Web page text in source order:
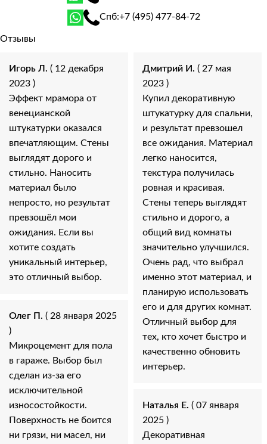
Спб:+7 (495) 477-84-72
Отзывы
Игорь Л. ( 12 декабря
2023 )
Эффект мрамора от
венецианской
штукатурки оказался
впечатляющим. Стены
выглядят дорого и
стильно. Наносить
материал было
непросто, но результат
превзошёл мои
ожидания. Если вы
хотите создать
уникальный интерьер,
это отличный выбор.
Олег П. ( 28 января 2025
)
Микроцемент для пола
в гараже. Выбор был
сделан из-за его
исключительной
износостойкости.
Поверхность не боится
ни грязи, ни масел, ни
Дмитрий И. ( 27 мая
2023 )
Купил декоративную
штукатурку для спальни,
и результат превзошел
все ожидания. Материал
легко наносится,
текстура получилась
ровная и красивая.
Стены теперь выглядят
стильно и дорого, а
общий вид комнаты
значительно улучшился.
Очень рад, что выбрал
именно этот материал, и
планирую использовать
его и для других комнат.
Отличный выбор для
тех, кто хочет быстро и
качественно обновить
интерьер.
Наталья Е. ( 07 января
2025 )
Декоративная